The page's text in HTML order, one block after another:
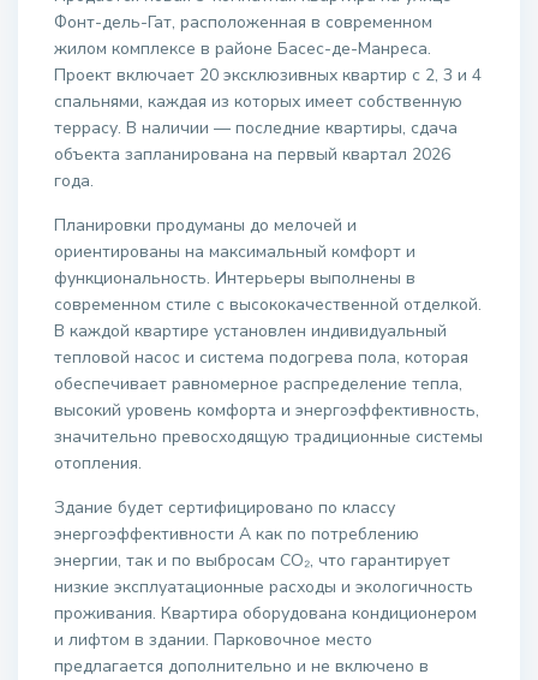
Фонт-дель-Гат, расположенная в современном
жилом комплексе в районе Басес-де-Манреса.
Проект включает 20 эксклюзивных квартир с 2, 3 и 4
спальнями, каждая из которых имеет собственную
террасу. В наличии — последние квартиры, сдача
объекта запланирована на первый квартал 2026
года.
Планировки продуманы до мелочей и
ориентированы на максимальный комфорт и
функциональность. Интерьеры выполнены в
современном стиле с высококачественной отделкой.
В каждой квартире установлен индивидуальный
тепловой насос и система подогрева пола, которая
обеспечивает равномерное распределение тепла,
высокий уровень комфорта и энергоэффективность,
значительно превосходящую традиционные системы
отопления.
Здание будет сертифицировано по классу
энергоэффективности A как по потреблению
энергии, так и по выбросам CO₂, что гарантирует
низкие эксплуатационные расходы и экологичность
проживания. Квартира оборудована кондиционером
и лифтом в здании. Парковочное место
предлагается дополнительно и не включено в